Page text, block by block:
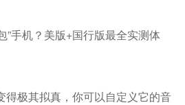
得极其拟真，你可以自定义它的音